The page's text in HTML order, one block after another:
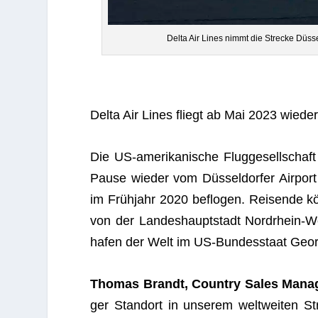
Delta Air Lines nimmt die Stre­cke
Delta Air Lines fliegt ab Mai 2023
Die US-ame­ri­ka­ni­sche
Pause wie­der vom Düs­sel­dor­fer
im Früh­jahr 2020 beflo­gen. Rei­sende
von der Lan­des­haupt­stadt Nord­rhein-
ha­fen der Welt im US-Bun­des­staat
Tho­mas Brandt, Coun­try Sales
ger Stand­ort in unse­rem welt­wei­ten